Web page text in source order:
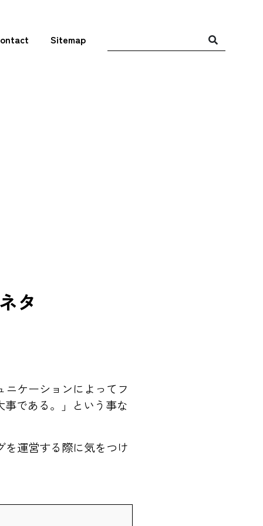
Sitemap
タ
ケーションによってフ
である。」という事な
運営する際に気をつけ